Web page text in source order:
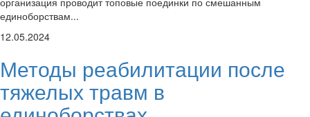
единоборствам...
12.05.2024
Методы реабилитации после
тяжелых травм в